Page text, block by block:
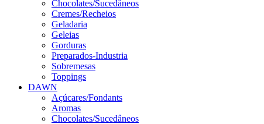
Chocolates/Sucedâneos
Cremes/Recheios
Geladaria
Geleias
Gorduras
Preparados-Industria
Sobremesas
Toppings
DAWN
Açúcares/Fondants
Aromas
Chocolates/Sucedâneos